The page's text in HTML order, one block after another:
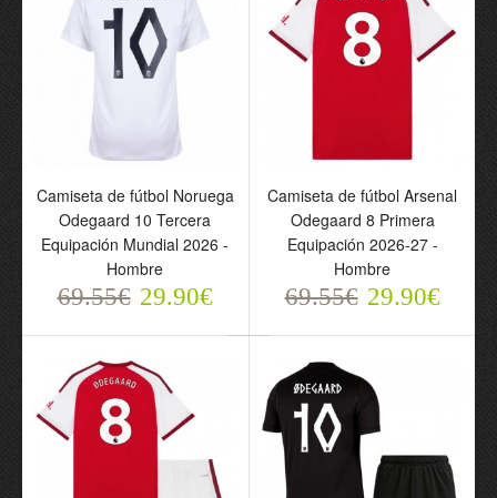
Noruega Odegaard 10
Tercera Equipación
Mundial 2026 - Hombre
69.55€
Arsenal Odegaard 8
Primera Equipación
2026-27 - Hombre
69.55€ 29.90€
Camiseta de fútbol Noruega
Odegaard 10 Tercera
Equipación Mundial 2026 -
Hombre
69.55€ 29.90€
Camiseta de fútbol Arsenal
Odegaard 8 Primera
Equipación 2026-27 -
Hombre
69.55€ 29.90€